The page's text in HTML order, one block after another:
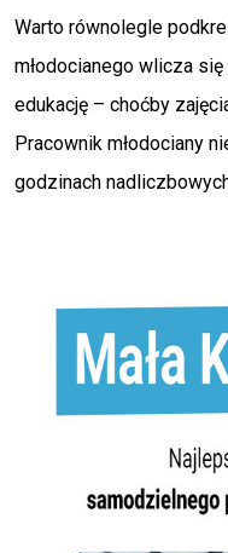
Warto równolegle
młodocianego wlicza
edukację – choćby
Pracownik młodociany
godzinach